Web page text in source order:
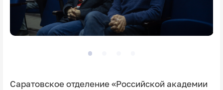
Саратовское отделение «Российской академии